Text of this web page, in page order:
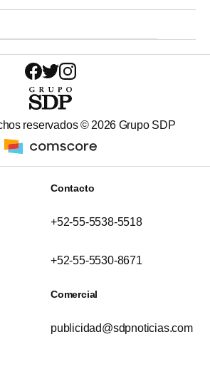
reservados © 2026 Grupo SDP
Contacto
+52-55-5538-5518
+52-55-5530-8671
Comercial
publicidad@sdpnoticias.com